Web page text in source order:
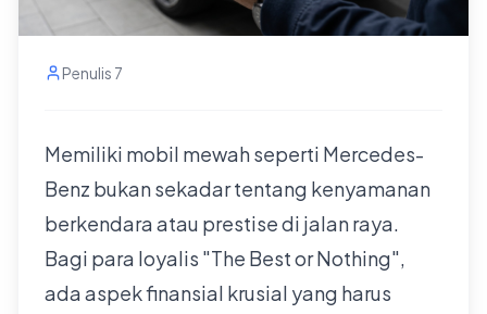
Penulis 7
Memiliki mobil mewah seperti Mercedes-
Benz bukan sekadar tentang kenyamanan
berkendara atau prestise di jalan raya.
Bagi para loyalis "The Best or Nothing",
ada aspek finansial krusial yang harus